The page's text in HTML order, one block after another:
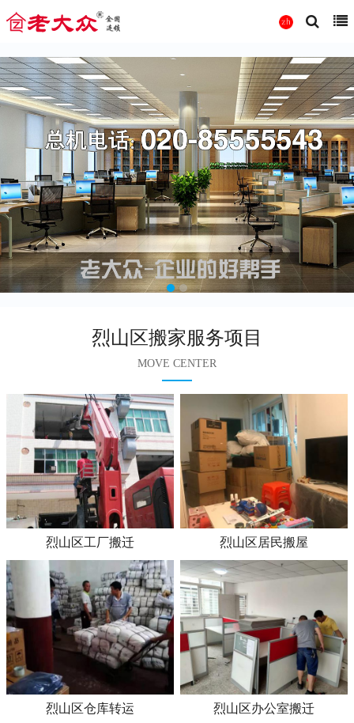
烈山区搬家服务项目
MOVE CENTER
烈山区工厂搬迁 烈山区居民搬屋
烈山区仓库转运 烈山区办公室搬迁